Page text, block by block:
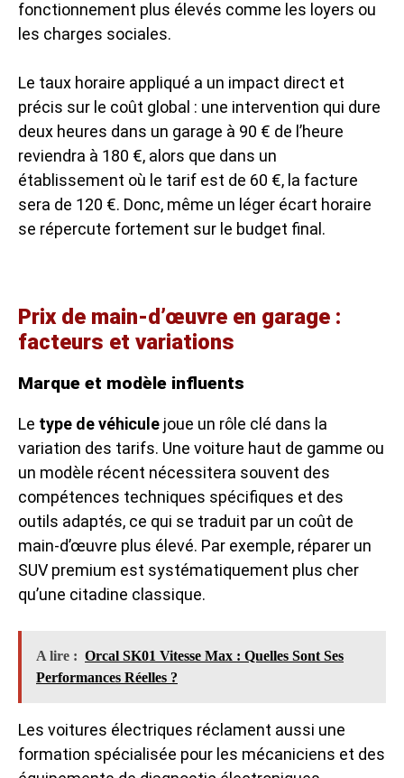
fonctionnement plus élevés comme les loyers ou
les charges sociales.
Le taux horaire appliqué a un impact direct et
précis sur le coût global : une intervention qui dure
deux heures dans un garage à 90 € de l’heure
reviendra à 180 €, alors que dans un
établissement où le tarif est de 60 €, la facture
sera de 120 €. Donc, même un léger écart horaire
se répercute fortement sur le budget final.
Prix de main-d’œuvre en garage :
facteurs et variations
Marque et modèle influents
Le type de véhicule joue un rôle clé dans la
variation des tarifs. Une voiture haut de gamme ou
un modèle récent nécessitera souvent des
compétences techniques spécifiques et des
outils adaptés, ce qui se traduit par un coût de
main-d’œuvre plus élevé. Par exemple, réparer un
SUV premium est systématiquement plus cher
qu’une citadine classique.
A lire : Orcal SK01 Vitesse Max : Quelles Sont Ses
Performances Réelles ?
Les voitures électriques réclament aussi une
formation spécialisée pour les mécaniciens et des